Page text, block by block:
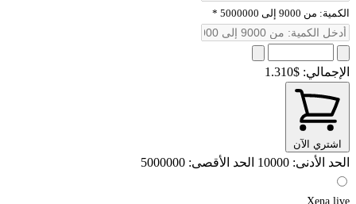
الكمية: من 9000 إلى 5000000 *
الإجمالي: $1.310
اشتري الآن
الحد الأدنى: 10000 الحد الأقصى: 5000000
Xena live